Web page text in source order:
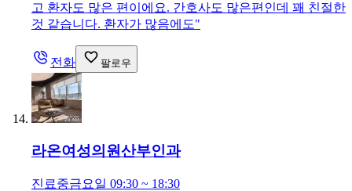
고 환자도 많은 편이에요. 간호사도 많은편인데 꽤 친절한
것 같습니다. 환자가 많음에도"
전화 팔로우
라온여성의원산부인과
진료중금요일 09:30 ~ 18:30